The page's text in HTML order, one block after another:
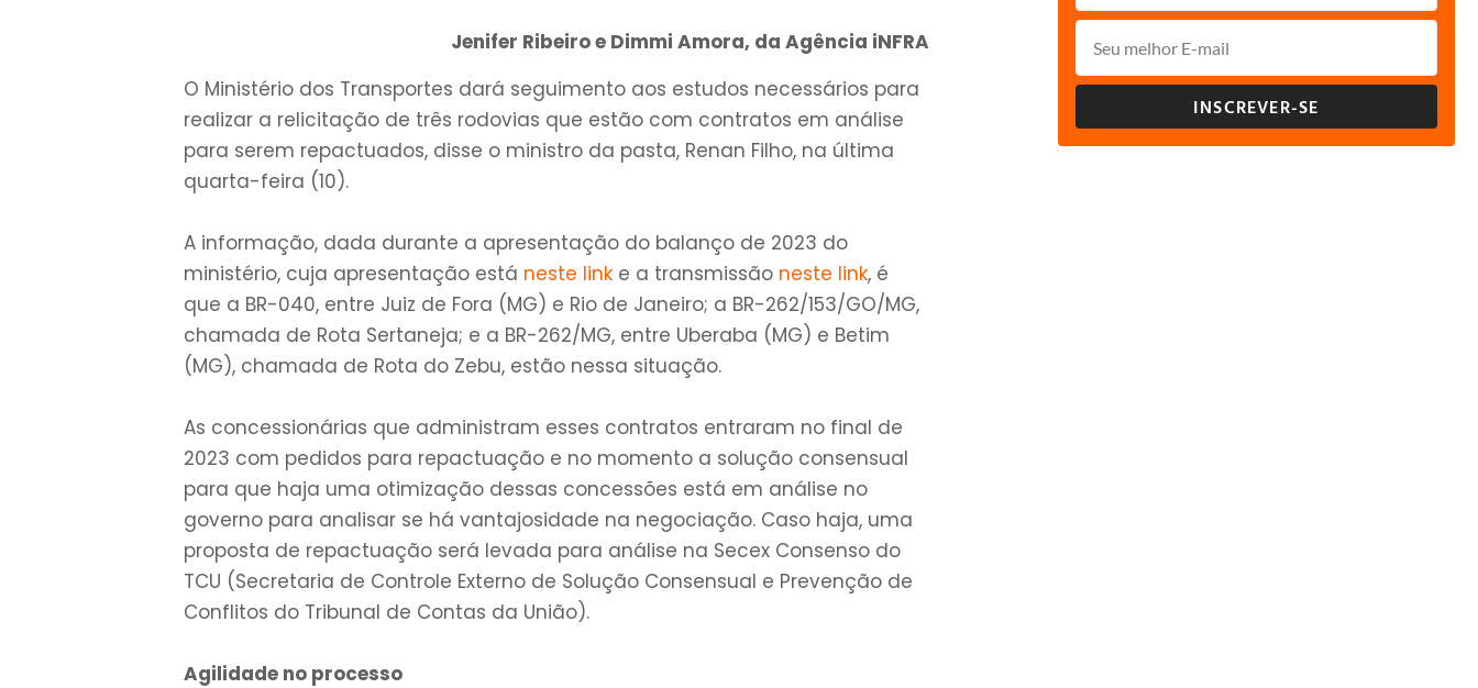
Jenifer Ribeiro e Dimmi Amora, da Agência iNFRA
O Ministério dos Transportes dará seguimento aos estudos necessários para
realizar a relicitação de três rodovias que estão com contratos em análise
para serem repactuados, disse o ministro da pasta, Renan Filho, na última
quarta-feira (10).
A informação, dada durante a apresentação do balanço de 2023 do
ministério, cuja apresentação está neste link e a transmissão neste link, é
que a BR-040, entre Juiz de Fora (MG) e Rio de Janeiro; a BR-262/153/GO/MG,
chamada de Rota Sertaneja; e a BR-262/MG, entre Uberaba (MG) e Betim
(MG), chamada de Rota do Zebu, estão nessa situação.
As concessionárias que administram esses contratos entraram no final de
2023 com pedidos para repactuação e no momento a solução consensual
para que haja uma otimização dessas concessões está em análise no
governo para analisar se há vantajosidade na negociação. Caso haja, uma
proposta de repactuação será levada para análise na Secex Consenso do
TCU (Secretaria de Controle Externo de Solução Consensual e Prevenção de
Conflitos do Tribunal de Contas da União).
Agilidade no processo
INSCREVER-SE